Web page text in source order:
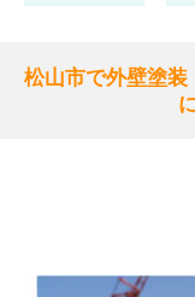
松山市で外壁塗